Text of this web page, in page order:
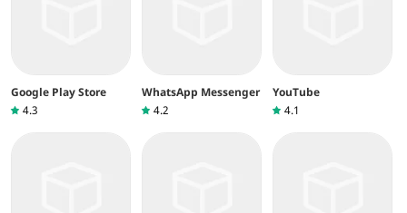
Google Play Store
4.3
WhatsApp Messenger
4.2
YouTube
4.1